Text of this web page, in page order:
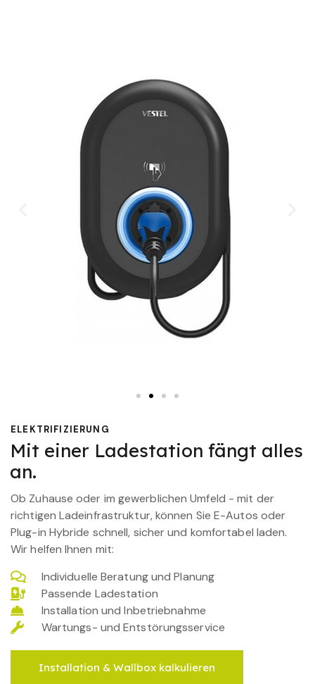
ELEKTRIFIZIERUNG
Mit einer Ladestation fängt alles
an.
Ob Zuhause oder im gewerblichen Umfeld - mit der
richtigen Ladeinfrastruktur, können Sie E-Autos oder
Plug-in Hybride schnell, sicher und komfortabel laden.
Wir helfen Ihnen mit:
Individuelle Beratung und Planung
Passende Ladestation
Installation und Inbetriebnahme
Wartungs- und Entstörungsservice
Installation & Wallbox kalkulieren